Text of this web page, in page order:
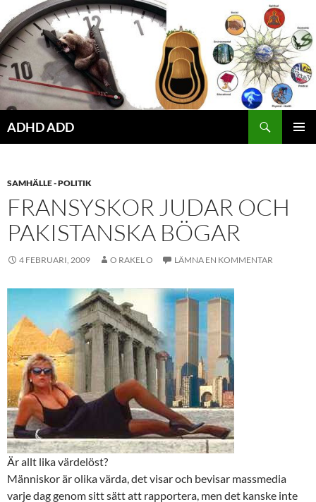
Hoppa
till
innehåll
ADHD ADD
SAMHÄLLE - POLITIK
FRANSYSKOR JUDAR OCH
PAKISTANSKA BÖGAR
4 FEBRUARI, 2009 O RAKEL O LÄMNA EN KOMMENTAR
Är allt lika värdelöst?
Människor är olika värda, det visar och bevisar massmedia
varje dag genom sitt sätt att rapportera, men det kanske inte